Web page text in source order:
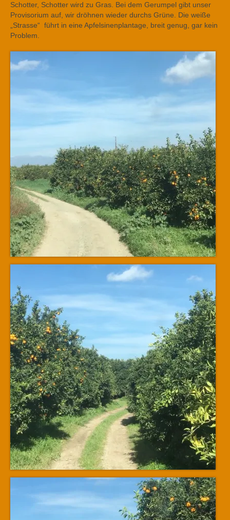
Schotter, Schotter wird zu Gras. Bei dem Gerumpel gibt unser
Provisorium auf, wir dröhnen wieder durchs Grüne. Die weiße
„Strasse“ führt in eine Apfelsinenplantage, breit genug, gar kein
Problem.